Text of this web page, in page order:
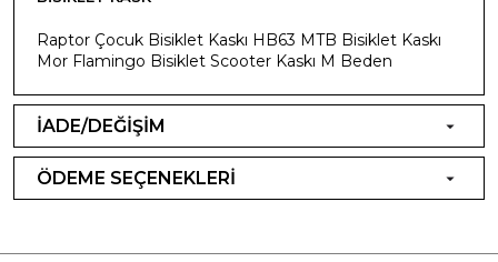
Raptor Çocuk Bisiklet Kaskı HB63 MTB Bisiklet Kaskı
Mor Flamingo Bisiklet Scooter Kaskı M Beden
İADE/DEĞİŞİM
ÖDEME SEÇENEKLERİ